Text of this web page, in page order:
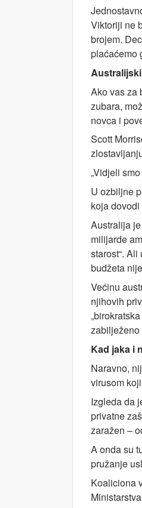
Viktoriji ne
brojem.
plaćaćemo
Ako vas za
zubara,
novca i
Scott
„Vidjeli
U ozbiljne
koja
Australija
milijarde
starost“.
budžeta
Većinu
njihovih
zabilježeno
Kad jaka i
Naravno,
virusom
Izgleda da
privatne
zaražen –
A onda su
pružanje
Koaliciona